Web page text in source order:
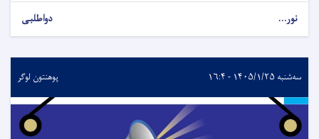
نور... دواطلبی
سه‌شنبه ۱۴۰۵/۱/۲۵ - ۱۶:۴ پوهنتون لوگر